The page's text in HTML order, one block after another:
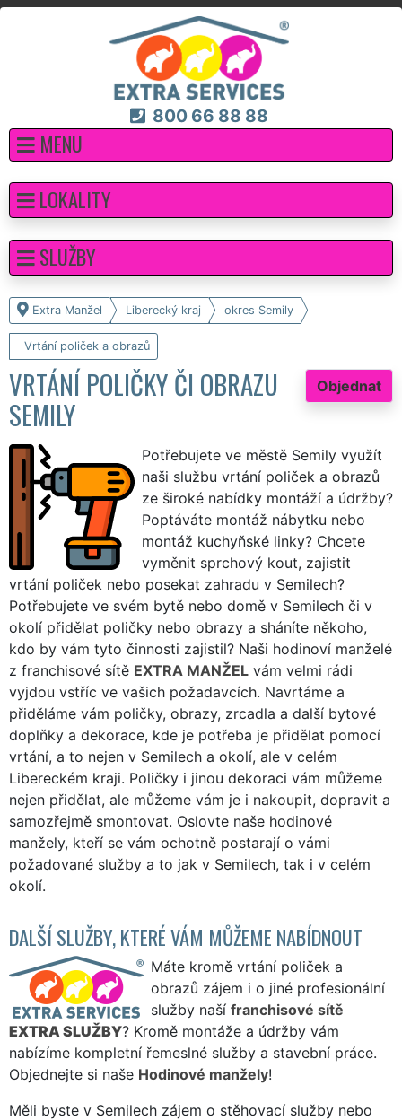
800 66 88 88
MENU
Extra Manžel Liberecký kraj okres Semily
Vrtání poliček a obrazů
Objednat
VRTÁNÍ POLIČKY ČI OBRAZU
SEMILY
Potřebujete ve městě Semily využít
naši službu vrtání poliček a obrazů
ze široké nabídky montáží a údržby?
Poptáváte montáž nábytku nebo
montáž kuchyňské linky? Chcete
vyměnit sprchový kout, zajistit
vrtání poliček nebo posekat zahradu v Semilech?
Potřebujete ve svém bytě nebo domě v Semilech či v
okolí přidělat poličky nebo obrazy a sháníte někoho,
kdo by vám tyto činnosti zajistil? Naši hodinoví manželé
z franchisové sítě EXTRA MANŽEL vám velmi rádi
vyjdou vstříc ve vašich požadavcích. Navrtáme a
přiděláme vám poličky, obrazy, zrcadla a další bytové
doplňky a dekorace, kde je potřeba je přidělat pomocí
vrtání, a to nejen v Semilech a okolí, ale v celém
Libereckém kraji. Poličky i jinou dekoraci vám můžeme
nejen přidělat, ale můžeme vám je i nakoupit, dopravit a
samozřejmě smontovat. Oslovte naše hodinové
manžely, kteří se vám ochotně postarají o vámi
požadované služby a to jak v Semilech, tak i v celém
okolí.
DALŠÍ SLUŽBY, KTERÉ VÁM MŮŽEME NABÍDNOUT
Máte kromě vrtání poliček a
obrazů zájem i o jiné profesionální
služby naší franchisové sítě
EXTRA SLUŽBY? Kromě montáže a údržby vám
nabízíme kompletní řemeslné služby a stavební práce.
Objednejte si naše Hodinové manžely!
Měli byste v Semilech zájem o stěhovací služby nebo
LOKALITY
SLUŽBY